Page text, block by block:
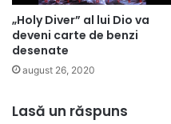
„Holy Diver” al lui Dio va
deveni carte de benzi
desenate
august 26, 2020
Lasă un răspuns